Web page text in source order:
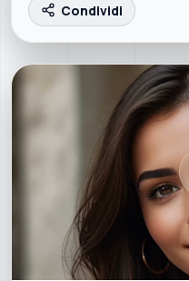
Condividi